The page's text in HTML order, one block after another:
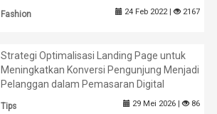
Fashion 24 Feb 2022 | 2167
Strategi Optimalisasi Landing Page untuk
Meningkatkan Konversi Pengunjung Menjadi
Pelanggan dalam Pemasaran Digital
Tips 29 Mei 2026 | 86